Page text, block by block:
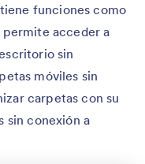
funciones como
acceder a
sin
móviles sin
carpetas con su
sin conexión a